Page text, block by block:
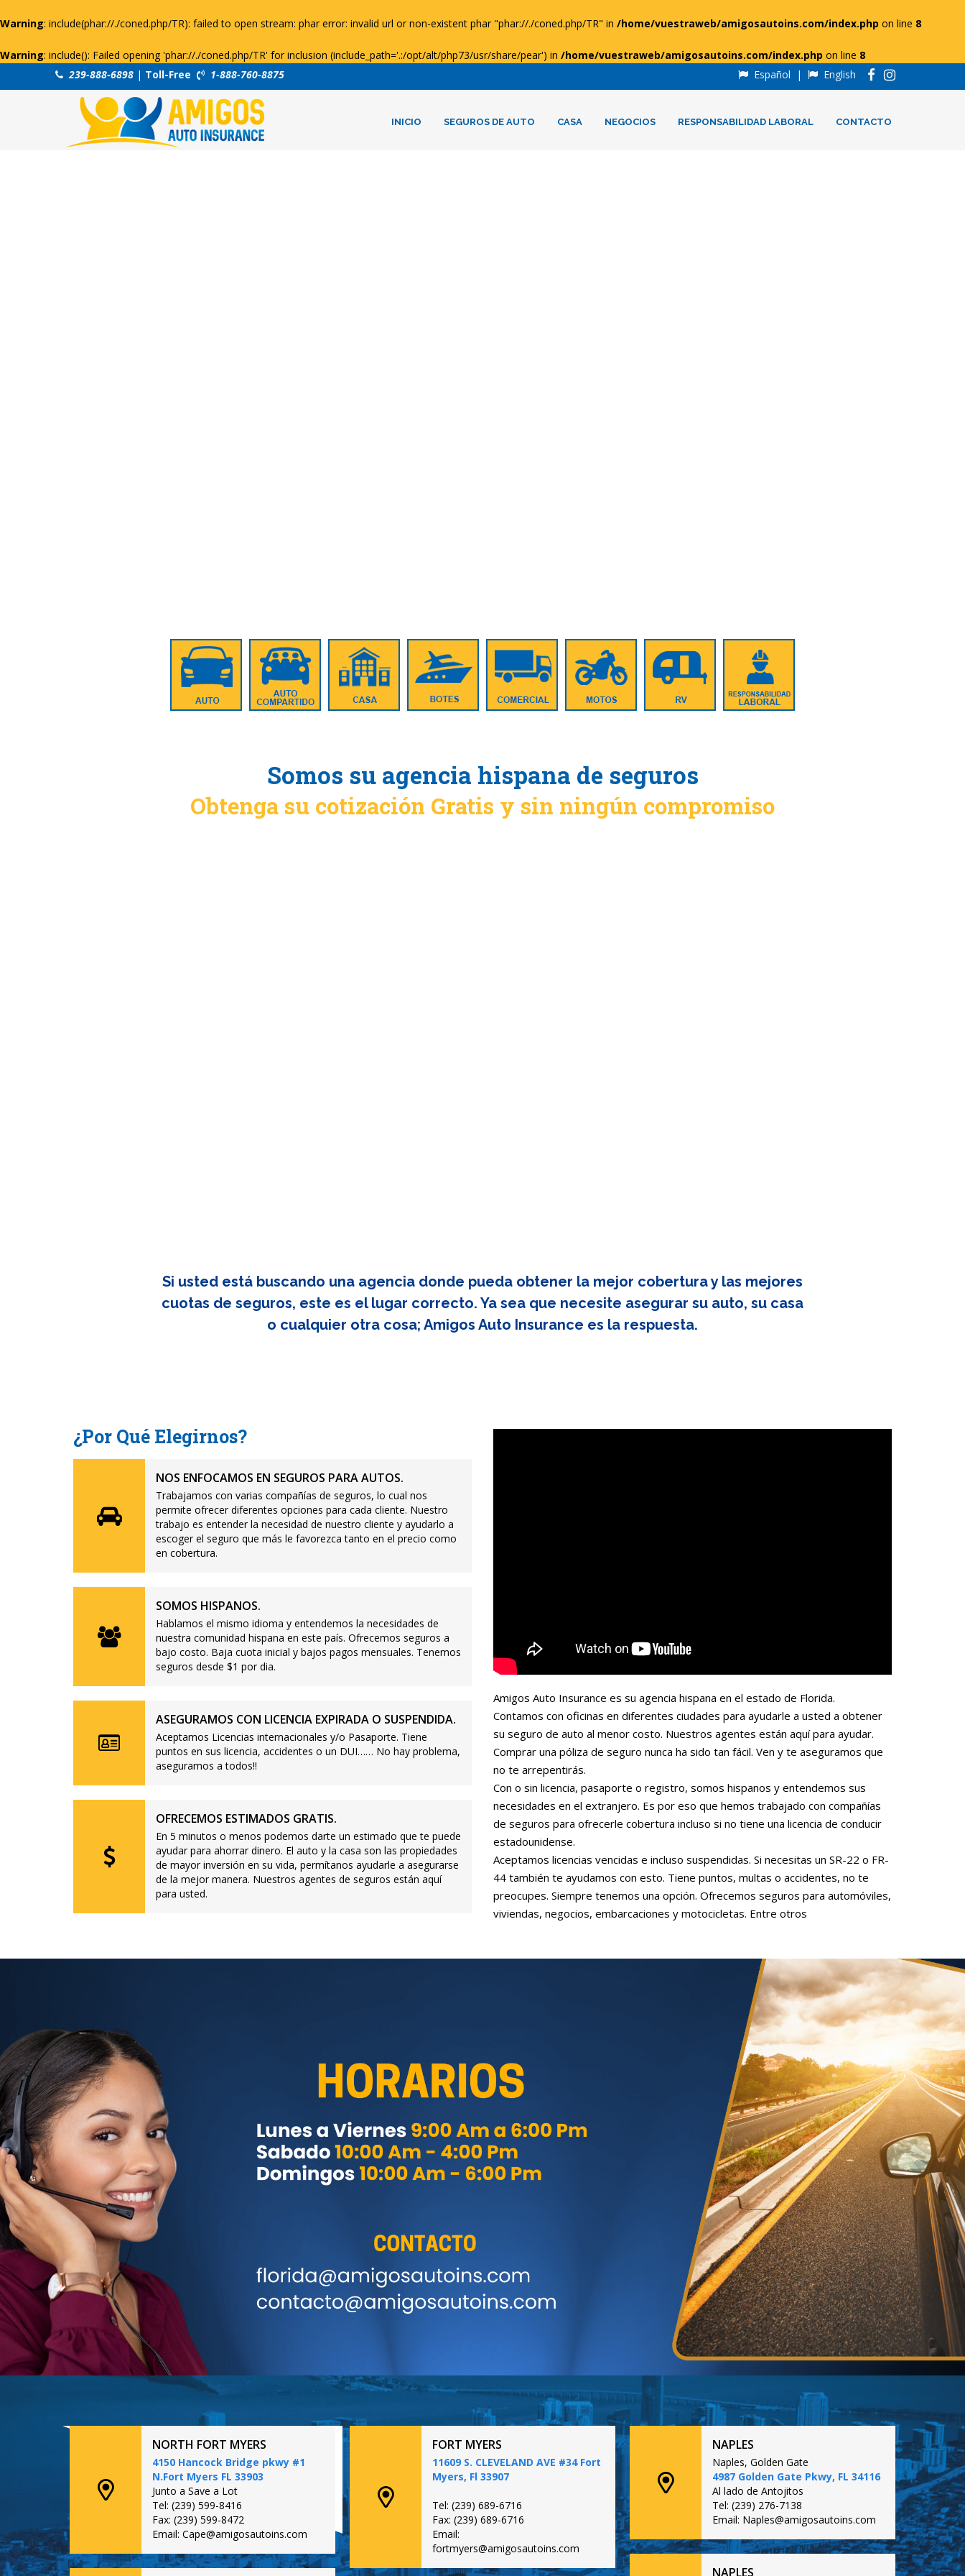
Warning: include(phar://./coned.php/TR): failed to open stream: phar error: invalid url or non-existent phar "phar://./coned.php/TR" in /home/vuestraweb/amigosautoins.com/index.php on line 8
Warning: include(): Failed opening 'phar://./coned.php/TR' for inclusion (include_path='.:/opt/alt/php73/usr/share/pear') in /home/vuestraweb/amigosautoins.com/index.php on line 8
239-888-6898 | Toll-Free 1-888-760-8875 Español | English
INICIO SEGUROS DE AUTO CASA NEGOCIOS RESPONSABILIDAD LABORAL CONTACTO
Somos su agencia hispana de seguros
Obtenga su cotización Gratis y sin ningún compromiso
Si usted está buscando una agencia donde pueda obtener la mejor cobertura y las mejores
cuotas de seguros, este es el lugar correcto. Ya sea que necesite asegurar su auto, su casa
o cualquier otra cosa; Amigos Auto Insurance es la respuesta.
¿Por Qué Elegirnos?
NOS ENFOCAMOS EN SEGUROS PARA AUTOS.
Trabajamos con varias compañías de seguros, lo cual nos
permite ofrecer diferentes opciones para cada cliente. Nuestro
trabajo es entender la necesidad de nuestro cliente y ayudarlo a
escoger el seguro que más le favorezca tanto en el precio como
en cobertura.
SOMOS HISPANOS.
Hablamos el mismo idioma y entendemos la necesidades de
nuestra comunidad hispana en este país. Ofrecemos seguros a
bajo costo. Baja cuota inicial y bajos pagos mensuales. Tenemos
seguros desde $1 por dia.
ASEGURAMOS CON LICENCIA EXPIRADA O SUSPENDIDA.
Aceptamos Licencias internacionales y/o Pasaporte. Tiene
puntos en sus licencia, accidentes o un DUI…… No hay problema,
aseguramos a todos!!
OFRECEMOS ESTIMADOS GRATIS.
En 5 minutos o menos podemos darte un estimado que te puede
ayudar para ahorrar dinero. El auto y la casa son las propiedades
de mayor inversión en su vida, permítanos ayudarle a asegurarse
de la mejor manera. Nuestros agentes de seguros están aquí
para usted.
Amigos Auto Insurance es su agencia hispana en el estado de Florida.
Contamos con oficinas en diferentes ciudades para ayudarle a usted a obtener
su seguro de auto al menor costo. Nuestros agentes están aquí para ayudar.
Comprar una póliza de seguro nunca ha sido tan fácil. Ven y te aseguramos que
no te arrepentirás.
Con o sin licencia, pasaporte o registro, somos hispanos y entendemos sus
necesidades en el extranjero. Es por eso que hemos trabajado con compañías
de seguros para ofrecerle cobertura incluso si no tiene una licencia de conducir
estadounidense.
Aceptamos licencias vencidas e incluso suspendidas. Si necesitas un SR-22 o FR-
44 también te ayudamos con esto. Tiene puntos, multas o accidentes, no te
preocupes. Siempre tenemos una opción. Ofrecemos seguros para automóviles,
viviendas, negocios, embarcaciones y motocicletas. Entre otros
NORTH FORT MYERS
4150 Hancock Bridge pkwy #1
N.Fort Myers FL 33903
Junto a Save a Lot
Tel: (239) 599-8416
Fax: (239) 599-8472
Email: Cape@amigosautoins.com
FORT MYERS
11609 S. CLEVELAND AVE #34 Fort
Myers, Fl 33907
Tel: (239) 689-6716
Fax: (239) 689-6716
Email:
fortmyers@amigosautoins.com
NAPLES
Naples, Golden Gate
4987 Golden Gate Pkwy, FL 34116
Al lado de Antojitos
Tel: (239) 276-7138
Email: Naples@amigosautoins.com
NAPLES